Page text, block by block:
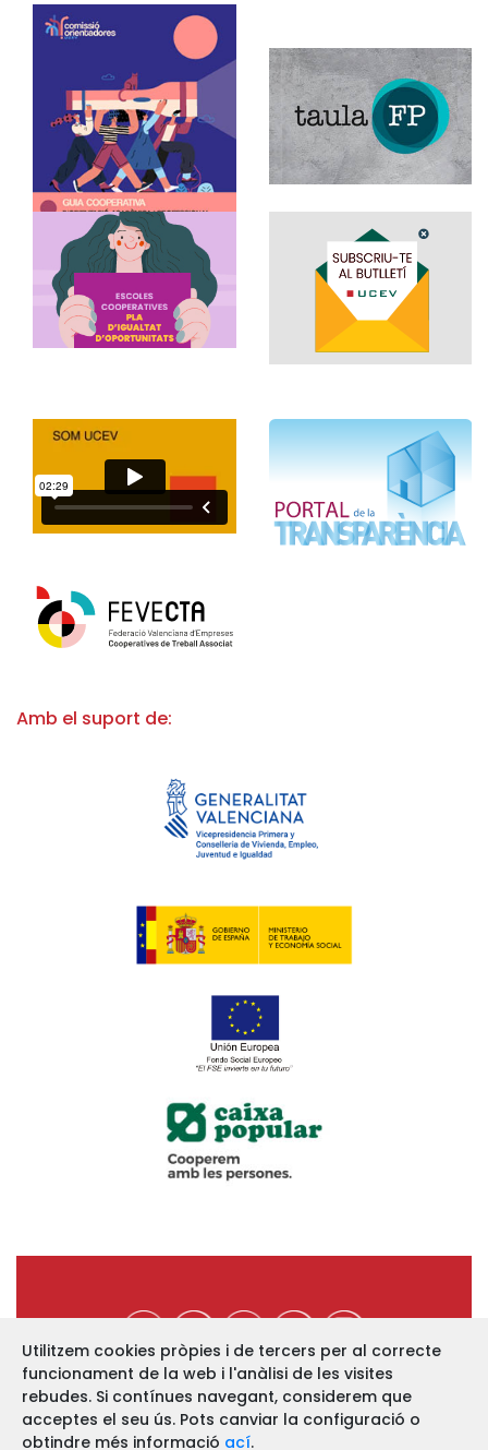
Amb el suport de:
https://www.ucev.coop
C/ Arquebisbe Majoral, 11-B
46002 VALÈNCIA
Utilitzem cookies pròpies i de tercers per al correcte
funcionament de la web i l'anàlisi de les visites
rebudes. Si contínues navegant, considerem que
acceptes el seu ús. Pots canviar la configuració o
obtindre més informació ací.